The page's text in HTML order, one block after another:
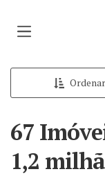
Ordenar
67
1,2